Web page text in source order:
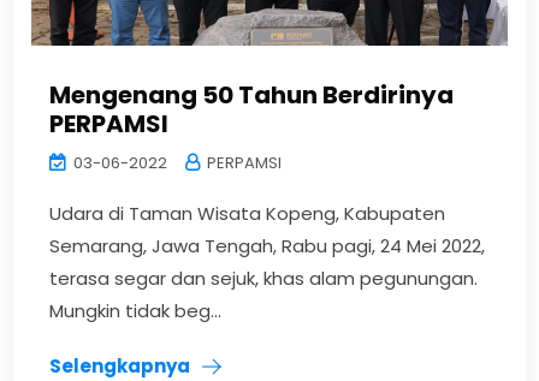
Mengenang 50 Tahun Berdirinya
PERPAMSI
03-06-2022 PERPAMSI
Udara di Taman Wisata Kopeng, Kabupaten
Semarang, Jawa Tengah, Rabu pagi, 24 Mei 2022,
terasa segar dan sejuk, khas alam pegunungan.
Mungkin tidak beg...
Selengkapnya